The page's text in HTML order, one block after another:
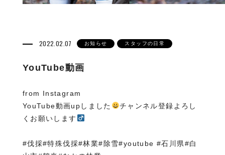
2022.02.07 お知らせ スタッフの日常
YouTube動画
from Instagram
YouTube動画upしました
チャンネル登録よろし
くお願いします‍
#伐採#特殊伐採#林業#除雪#youtube #石川県#白